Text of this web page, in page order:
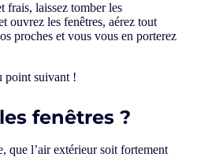
frais, laissez tomber les
ouvrez les fenêtres, aérez tout
proches et vous vous en porterez
point suivant !
fenêtres ?
que l’air extérieur soit fortement